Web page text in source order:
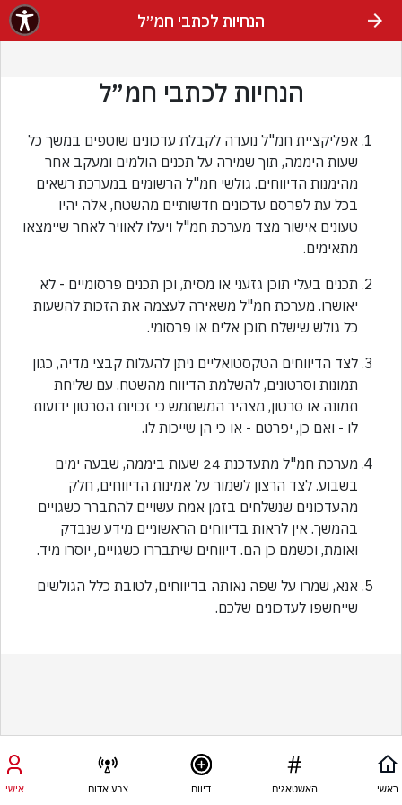
הנחיות לכתבי חמ״ל
הנחיות לכתבי חמ״ל
אפליקציית חמ"ל נועדה לקבלת עדכונים שוטפים במשך כל
שעות היממה, תוך שמירה על תכנים הולמים ומעקב אחר
מהימנות הדיווחים. גולשי חמ"ל הרשומים במערכת רשאים
בכל עת לפרסם עדכונים חדשותיים מהשטח, אלה יהיו
טעונים אישור מצד מערכת חמ"ל ויעלו לאוויר לאחר שיימצאו
מתאימים.
תכנים בעלי תוכן גזעני או מסית, וכן תכנים פרסומיים - לא
יאושרו. מערכת חמ"ל משאירה לעצמה את הזכות להשעות
כל גולש שישלח תוכן אלים או פרסומי.
לצד הדיווחים הטקסטואליים ניתן להעלות קבצי מדיה, כגון
תמונות וסרטונים, להשלמת הדיווח מהשטח. עם שליחת
תמונה או סרטון, מצהיר המשתמש כי זכויות הסרטון ידועות
לו - ואם כן, יפרטם - או כי הן שייכות לו.
מערכת חמ"ל מתעדכנת 24 שעות ביממה, שבעה ימים
בשבוע. לצד הרצון לשמור על אמינות הדיווחים, חלק
מהעדכונים שנשלחים בזמן אמת עשויים להתברר כשגויים
בהמשך. אין לראות בדיווחים הראשוניים מידע שנבדק
ואומת, וכשמם כן הם. דיווחים שיתבררו כשגויים, יוסרו מיד.
אנא, שמרו על שפה נאותה בדיווחים, לטובת כלל הגולשים
שייחשפו לעדכונים שלכם.
ראשי האשטאגים דיווח צבע אדום אישי